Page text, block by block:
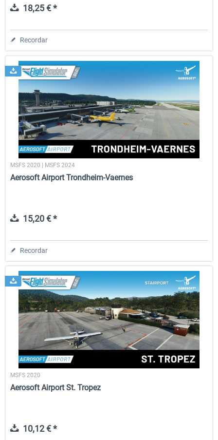
18,25 € *
Recordar
MSFS 2020 | MSFS 2024
Aerosoft Airport Trondheim-Vaernes
15,20 € *
Recordar
MSFS 2020
Aerosoft Airport St. Tropez
10,12 € *